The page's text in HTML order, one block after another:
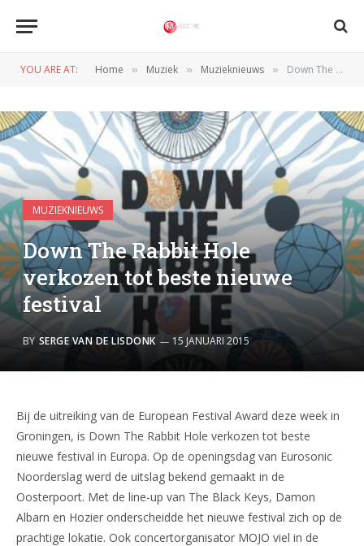
YOU ARE AT: Home » Muziek » Muzieknieuws » Down The Rabbit Hole verkozen tot beste nieuwe festival
MUZIEKNIEUWS
Down The Rabbit Hole
verkozen tot beste nieuwe
festival
BY SERGE VAN DE LISDONK 15 JANUARI 2015
Bij de uitreiking van de European Festival Award deze week in
Groningen, is Down The Rabbit Hole verkozen tot beste
nieuwe festival in Europa. Op de openingsdag van Eurosonic
Noorderslag werd de uitslag bekend gemaakt in de
Oosterpoort. Met de line-up van The Black Keys, Damon
Albarn en Hozier onderscheidde het nieuwe festival zich op de
prachtige lokatie. Ook concertorganisator MOJO viel in de